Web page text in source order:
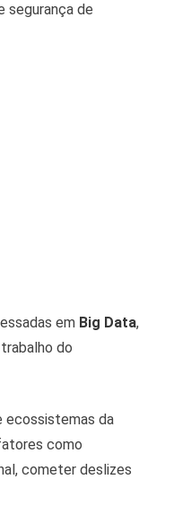
segurança de
em Big Data,
do
ecossistemas da
como
cometer deslizes